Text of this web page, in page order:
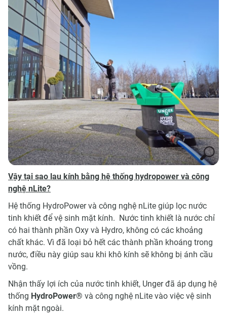
Vậy tại sao lau kính bằng hệ thống hydropower và công
nghệ nLite?
Hệ thống HydroPower và công nghệ nLite giúp lọc nước
tinh khiết để vệ sinh mặt kính. Nước tinh khiết là nước chỉ
có hai thành phần Oxy và Hydro, không có các khoảng
chất khác. Vì đã loại bỏ hết các thành phần khoáng trong
nước, điều này giúp sau khi khô kính sẽ không bị ánh cầu
vồng.
Nhận thấy lợi ích của nước tinh khiết, Unger đã áp dụng hệ
thống HydroPower® và công nghệ nLite vào việc vệ sinh
kính mặt ngoài.